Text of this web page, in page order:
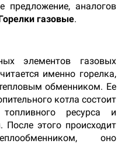
аналогов
газовые.
элементов газовых
именно горелка,
обменником. Ее
котла состоит
ресурса и
После этого происходит
оно